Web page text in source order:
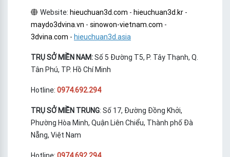
Website: hieuchuan3d.com - hieuchuan3d.kr-
maydo3dvina.vn - sinowon-vietnam.com -
3dvina.com - hieuchuan3d.asia
TRỤ SỞ MIỀN NAM:Số 5 Đường T5, P. Tây Thạnh, Q.
Tân Phú, TP. Hồ Chí Minh
Hotline: 0974.692.294
TRỤ SỞ MIỀN TRUNG: Số 17, Đường Đồng Khởi,
Phường Hòa Minh, Quận Liên Chiểu, Thành phố Đà
Nẵng, Việt Nam